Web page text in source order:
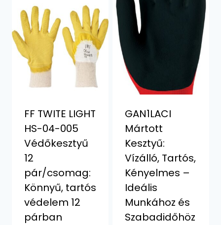
FF TWITE LIGHT
HS-04-005
Védőkesztyű
12
pár/csomag:
Könnyű, tartós
védelem 12
párban
GAN1LACI
Mártott
Kesztyű:
Vízálló, Tartós,
Kényelmes –
Ideális
Munkához és
Szabadidőhöz